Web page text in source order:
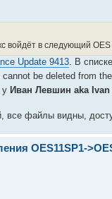
в следующий
Update 9413. В
be deleted from
у Иван Левшин aka Ivan
все файлы видны,
OES11SP1-